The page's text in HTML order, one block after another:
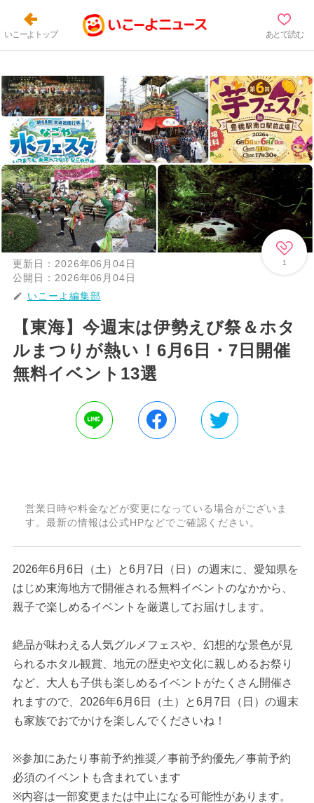
いこーよトップ あとで読む
1
更新日： 2026年06月04日
公開日： 2026年06月04日
いこーよ編集部
【東海】今週末は伊勢えび祭＆ホタ
ルまつりが熱い！6月6日・7日開催
無料イベント13選
営業日時や料金などが変更になっている場合がございま
す。最新の情報は公式HPなどでご確認ください。
2026年6月6日（土）と6月7日（日）の週末に、愛知県を
はじめ東海地方で開催される無料イベントのなかから、
親子で楽しめるイベントを厳選してお届けします。
絶品が味わえる人気グルメフェスや、幻想的な景色が見
られるホタル観賞、地元の歴史や文化に親しめるお祭り
など、大人も子供も楽しめるイベントがたくさん開催さ
れますので、2026年6月6日（土）と6月7日（日）の週末
も家族でおでかけを楽しんでくださいね！
※参加にあたり事前予約推奨／事前予約優先／事前予約
必須のイベントも含まれています
※内容は一部変更または中止になる可能性があります。